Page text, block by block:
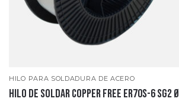
HILO PARA SOLDADURA DE ACERO
Hilo de soldar copper free ER70S-6 SG2 Ø